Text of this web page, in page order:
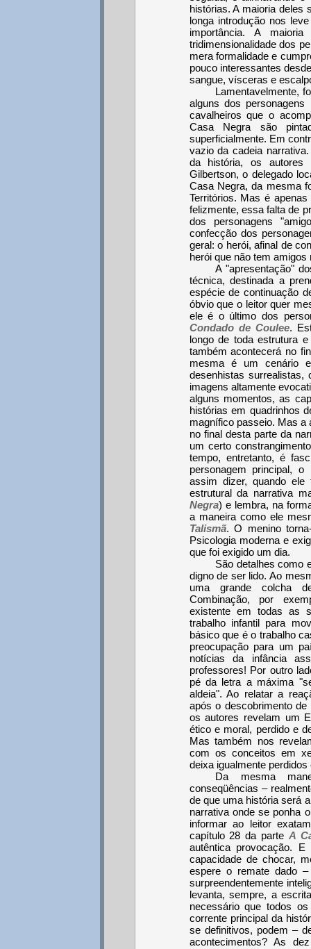
histórias. A maioria deles
longa introdução nos
importância. A
tridimensionalidade dos
mera formalidade e
pouco interessantes
sangue, vísceras e
Lamentavelmente,
alguns dos
cavalheiros que o
Casa Negra são
superficialmente. Em
vazio da cadeia
da história, os autores
Gilbertson, o delegado
Casa Negra, da mesma
Territórios. Mas é
felizmente, essa falta de
dos personagens
confecção dos
geral: o herói, afinal de
herói que não tem
A "apresentação"
técnica, destinada a
espécie de continuação
óbvio que o leitor quer
ele é o último dos
Condado de Coulee.
longo de toda estrutura
também acontecerá no
mesma é um cenário
desenhistas
imagens altamente
alguns momentos, as
histórias em quadrinhos
magnífico passeio. Mas a
no final desta parte da
um certo
tempo, entretanto, é
personagem principal,
assim dizer, quando
estrutural da narrativa
Negra) e lembra, na
a maneira como ele
Talismã. O menino
Psicologia moderna e
que foi exigido um dia.
São detalhes como
digno de ser lido. Ao
uma grande colcha
Combinação, por
existente em todas as
trabalho infantil para
básico que é o trabalho
preocupação para um
notícias da infância
professores! Por outro
pé da letra a máxima
aldeia". Ao relatar a
após o descobrimento
os autores revelam um
ético e moral, perdido e
Mas também nos
com os conceitos em
deixa igualmente
Da mesma
conseqüências –
de que uma história será
narrativa onde se ponha
informar ao leitor
capítulo 28 da parte A
autêntica provocação.
capacidade de chocar,
espere o remate dado
surpreendentemente
levanta, sempre, a
necessário que todos
corrente principal da
se definitivos, podem –
acontecimentos? As